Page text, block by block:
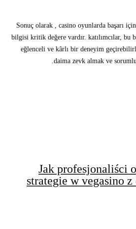
Sonuç olarak , casino oyunlarda başarı
bilgisi kritik değere vardır. katılımcılar, bu
eğlenceli ve kârlı bir deneyim
daima zevk almak ve
Jak profesjonaliści
strategie w vegasino z